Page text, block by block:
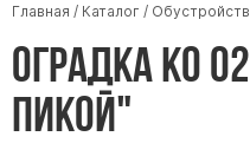
Главная / Каталог /
Оградка КО
пикой"